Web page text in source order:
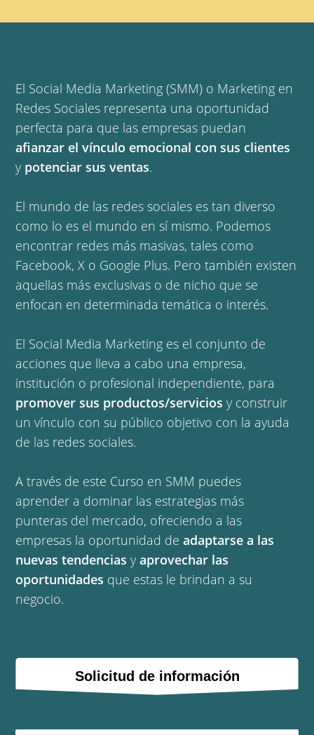
El Social Media Marketing (SMM) o Marketing en
Redes Sociales representa una oportunidad
perfecta para que las empresas puedan
afianzar el vínculo emocional con sus clientes
y potenciar sus ventas.
El mundo de las redes sociales es tan diverso
como lo es el mundo en sí mismo. Podemos
encontrar redes más masivas, tales como
Facebook, X o Google Plus. Pero también existen
aquellas más exclusivas o de nicho que se
enfocan en determinada temática o interés.
El Social Media Marketing es el conjunto de
acciones que lleva a cabo una empresa,
institución o profesional independiente, para
promover sus productos/servicios y construir
un vínculo con su público objetivo con la ayuda
de las redes sociales.
A través de este Curso en SMM puedes
aprender a dominar las estrategias más
punteras del mercado, ofreciendo a las
empresas la oportunidad deadaptarse a las
nuevas tendencias yaprovechar las
oportunidades que estas le brindan a su
negocio.
Solicitud de información